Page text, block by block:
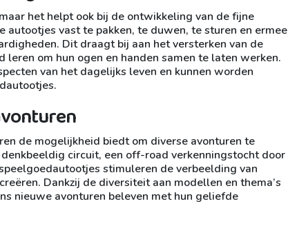
het helpt ook bij de ontwikkeling van de fijne
vast te pakken, te duwen, te sturen en ermee
Dit draagt bij aan het versterken van de
om hun ogen en handen samen te laten werken.
van het dagelijks leven en kunnen worden
de mogelijkheid biedt om diverse avonturen te
circuit, een off-road verkenningstocht door
stimuleren de verbeelding van
Dankzij de diversiteit aan modellen en thema’s
nieuwe avonturen beleven met hun geliefde